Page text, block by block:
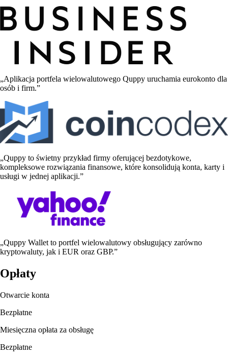
„Aplikacja portfela wielowalutowego Quppy uruchamia eurokonto dla
osób i firm.”
„Quppy to świetny przykład firmy oferującej bezdotykowe,
kompleksowe rozwiązania finansowe, które konsolidują konta, karty i
usługi w jednej aplikacji.”
„Quppy Wallet to portfel wielowalutowy obsługujący zarówno
kryptowaluty, jak i EUR oraz GBP.”
Opłaty
Otwarcie konta
Bezpłatne
Miesięczna opłata za obsługę
Bezpłatne